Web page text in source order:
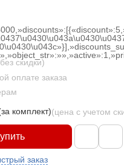
скидки)
оплате заказа
комплект)(цена с учетом
заказ